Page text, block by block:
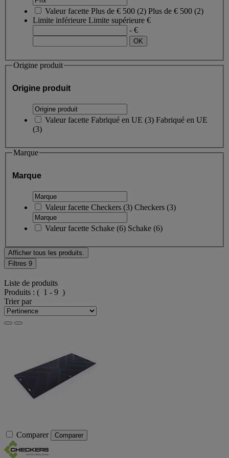
Valeur facette Plus de € 500 (2) Plus de € 500 (2)
Limite inférieure Limite supérieure €
- €
Origine produit
Origine produit
Valeur facette Fabriqué en UE (3) Fabriqué en UE
(3)
Marque
Marque
Valeur facette Checkers (3) Checkers (3)
Valeur facette Schake (6) Schake (6)
Afficher tous les produits.
Filtres 9
Liste de produits
Produits : ( 1 - 9 )
Trier par
Comparer Comparer